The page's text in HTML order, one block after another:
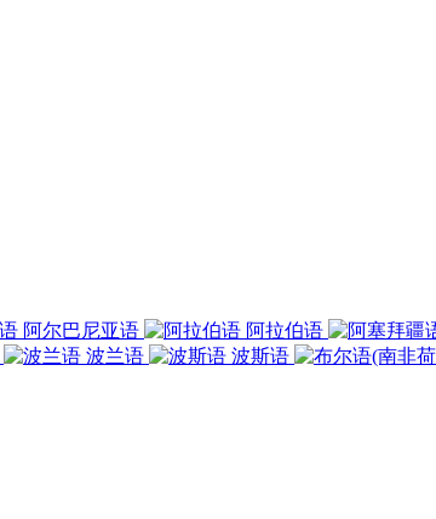
阿尔巴尼亚语 阿拉伯语
波兰语 波斯语